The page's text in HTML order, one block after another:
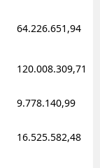
64.226.651,94
120.008.309,71
9.778.140,99
16.525.582,48